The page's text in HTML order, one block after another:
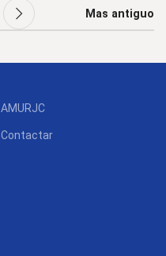
Mas antiguo
AMURJC
Contactar